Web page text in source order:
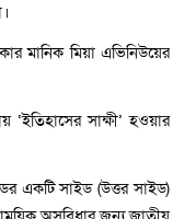
মানিক মিয়া এভিনিউয়ের
সাক্ষী’ হওয়ার
একটি সাইড (উত্তর সাইড)